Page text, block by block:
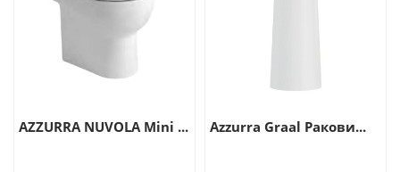
AZZURRA NUVOLA Mini ... Azzurra Graal Ракови...